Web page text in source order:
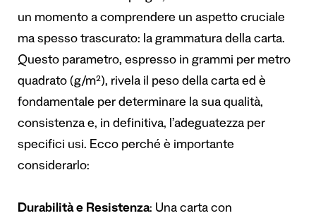
un momento a comprendere un aspetto cruciale
ma spesso trascurato: la grammatura della carta.
Questo parametro, espresso in grammi per metro
quadrato (g/m²), rivela il peso della carta ed è
fondamentale per determinare la sua qualità,
consistenza e, in definitiva, l’adeguatezza per
specifici usi. Ecco perché è importante
considerarlo:
Durabilità e Resistenza: Una carta con